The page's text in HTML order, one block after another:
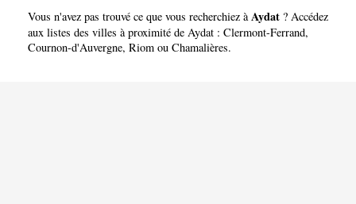
Vous n'avez pas trouvé ce que vous recherchiez àAydat ? Accédez
aux listes des villes à proximité de Aydat : Clermont-Ferrand,
Cournon-d'Auvergne, Riom ou Chamalières.